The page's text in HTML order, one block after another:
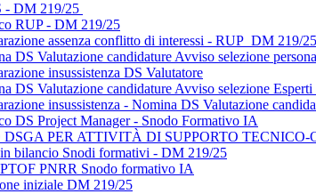
- DM 219/25
RUP - DM 219/25
assenza conflitto di interessi - RUP_DM 219/25
DS Valutazione candidature Avviso selezione
insussistenza DS Valutatore
DS Valutazione candidature Avviso selezione
insussistenza - Nomina DS Valutazione
DS Project Manager - Snodo Formativo IA
PER ATTIVITÀ DI SUPPORTO TECNICO-
bilancio Snodi formativi - DM 219/25
PNRR Snodo formativo IA
iniziale DM 219/25